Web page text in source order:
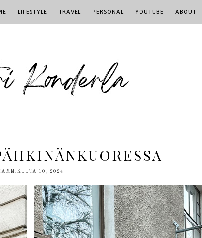
LIFESTYLE TRAVEL PERSONAL YOUTUBE ABOUT
10, 2024